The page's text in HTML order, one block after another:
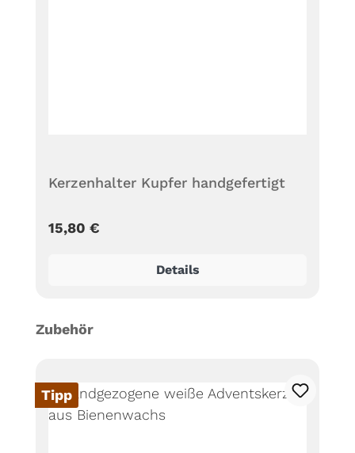
Kerzenhalter Kupfer handgefertigt
Regulärer Preis:
15,80 €
Details
Produktgalerie überspringen
Zubehör
Tipp